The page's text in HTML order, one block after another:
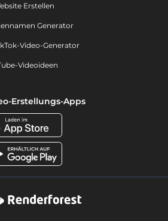
Erstellen
Generator
Video-Generator
Videoideen
Erstellungs-Apps